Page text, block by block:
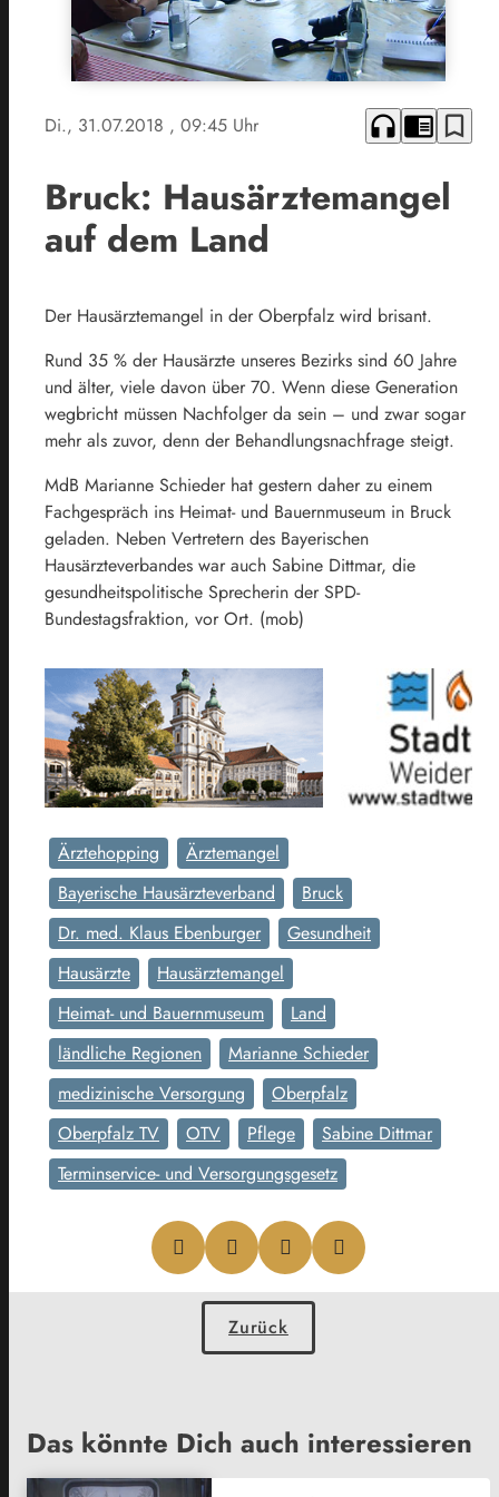
Di., 31.07.2018 , 09:45 Uhr headphones chrome_reader_mode bookmark_border
Bruck: Hausärztemangel
auf dem Land
Der Hausärztemangel in der Oberpfalz wird brisant.
Rund 35 % der Hausärzte unseres Bezirks sind 60 Jahre
und älter, viele davon über 70. Wenn diese Generation
wegbricht müssen Nachfolger da sein – und zwar sogar
mehr als zuvor, denn der Behandlungsnachfrage steigt.
MdB Marianne Schieder hat gestern daher zu einem
Fachgespräch ins Heimat- und Bauernmuseum in Bruck
geladen. Neben Vertretern des Bayerischen
Hausärzteverbandes war auch Sabine Dittmar, die
gesundheitspolitische Sprecherin der SPD-
Bundestagsfraktion, vor Ort. (mob)
Ärztehopping
Ärztemangel
Bayerische Hausärzteverband
Bruck
Dr. med. Klaus Ebenburger
Gesundheit
Hausärzte
Hausärztemangel
Heimat- und Bauernmuseum
Land
ländliche Regionen
Marianne Schieder
medizinische Versorgung
Oberpfalz
Oberpfalz TV
OTV Pflege
Sabine Dittmar
Terminservice- und Versorgungsgesetz
Zurück
Das könnte Dich auch interessieren